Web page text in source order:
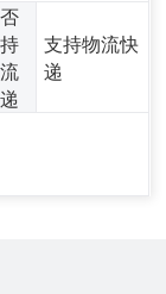
支持物流快
递